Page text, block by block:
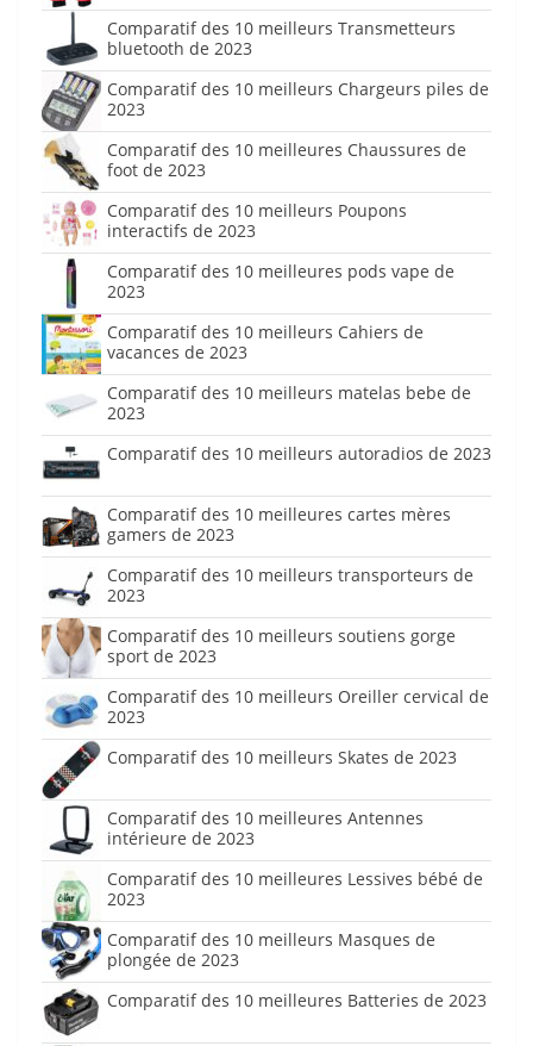
Comparatif des 10 meilleurs Transmetteurs
bluetooth de 2023
Comparatif des 10 meilleurs Chargeurs piles de
2023
Comparatif des 10 meilleures Chaussures de
foot de 2023
Comparatif des 10 meilleurs Poupons
interactifs de 2023
Comparatif des 10 meilleures pods vape de
2023
Comparatif des 10 meilleurs Cahiers de
vacances de 2023
Comparatif des 10 meilleurs matelas bebe de
2023
Comparatif des 10 meilleurs autoradios de 2023
Comparatif des 10 meilleures cartes mères
gamers de 2023
Comparatif des 10 meilleurs transporteurs de
2023
Comparatif des 10 meilleurs soutiens gorge
sport de 2023
Comparatif des 10 meilleurs Oreiller cervical de
2023
Comparatif des 10 meilleurs Skates de 2023
Comparatif des 10 meilleures Antennes
intérieure de 2023
Comparatif des 10 meilleures Lessives bébé de
2023
Comparatif des 10 meilleurs Masques de
plongée de 2023
Comparatif des 10 meilleures Batteries de 2023